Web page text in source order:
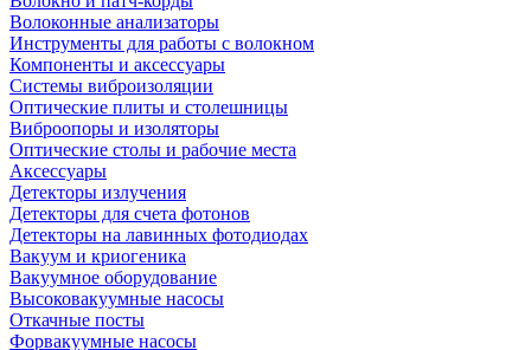
Волоконные анализаторы
Инструменты для работы с волокном
Компоненты и аксессуары
Системы виброизоляции
Оптические плиты и столешницы
Виброопоры и изоляторы
Оптические столы и рабочие места
Аксессуары
Детекторы излучения
Детекторы для счета фотонов
Детекторы на лавинных фотодиодах
Вакуум и криогеника
Вакуумное оборудование
Высоковакуумные насосы
Откачные посты
Форвакуумные насосы